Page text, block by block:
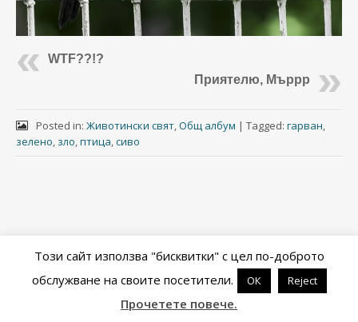
WTF??!?
Приятелю, Мъррр
Posted in: Животински свят,Общ албум | Tagged: гарван,
зелено, зло,птица,сиво
Powered byWordPress&Portfolio .
Този сайт използва "бисквитки" с цел по-доброто
обслужване на своите посетители.
ОК Reject
Прочетете повече.